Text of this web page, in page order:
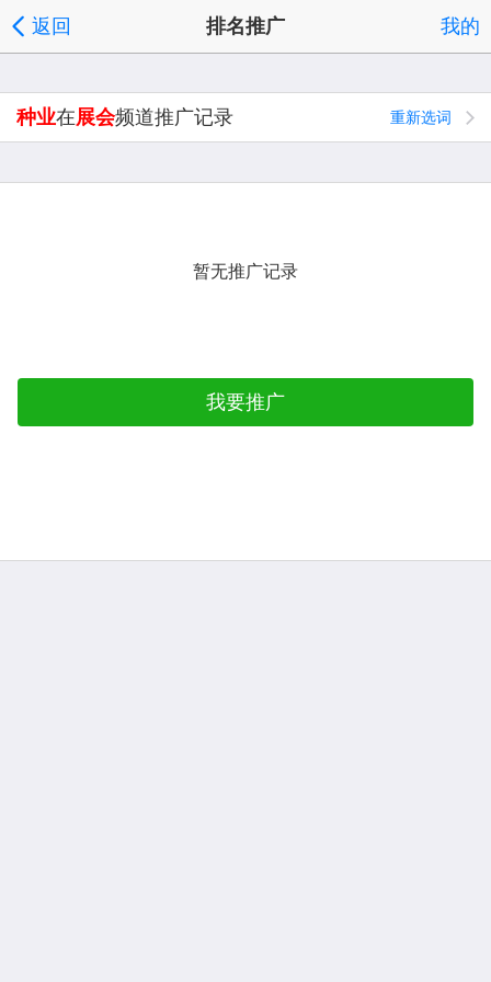
返回 排名推广 我的
重新选词
种业在展会频道推广记录
暂无推广记录
我要推广